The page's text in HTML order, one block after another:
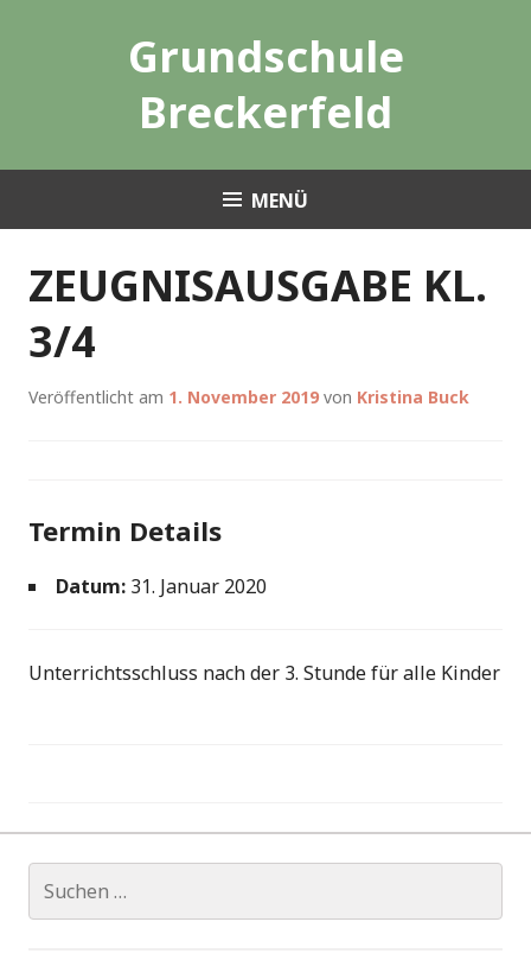
Grundschule
Breckerfeld
MENÜ
ZEUGNISAUSGABE KL.
3/4
Veröffentlicht am 1. November 2019 von Kristina Buck
Termin Details
Datum: 31. Januar 2020
Unterrichtsschluss nach der 3. Stunde für alle Kinder
nach: